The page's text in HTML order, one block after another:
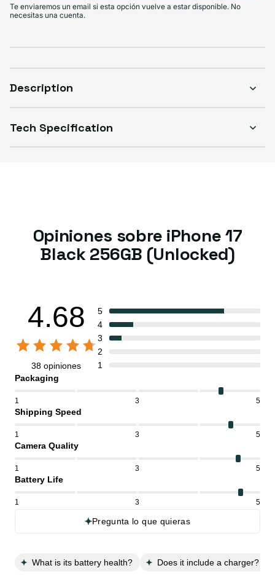
Select Condición
Te enviaremos un email si esta opción vuelve a estar disponible. No
necesitas una cuenta.
Description
Tech Specification
Opiniones sobre iPhone 17
Black 256GB (Unlocked)
4.68
38 opiniones
5
4
3
2
1
Packaging
1 3 5
Shipping Speed
1 3 5
Camera Quality
1 3 5
Battery Life
1 3 5
Pregunta lo que quieras
What is its battery health? Does it include a charger?